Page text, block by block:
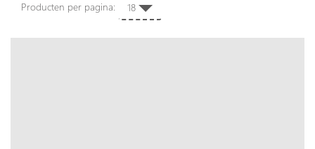
Producten per pagina: 18